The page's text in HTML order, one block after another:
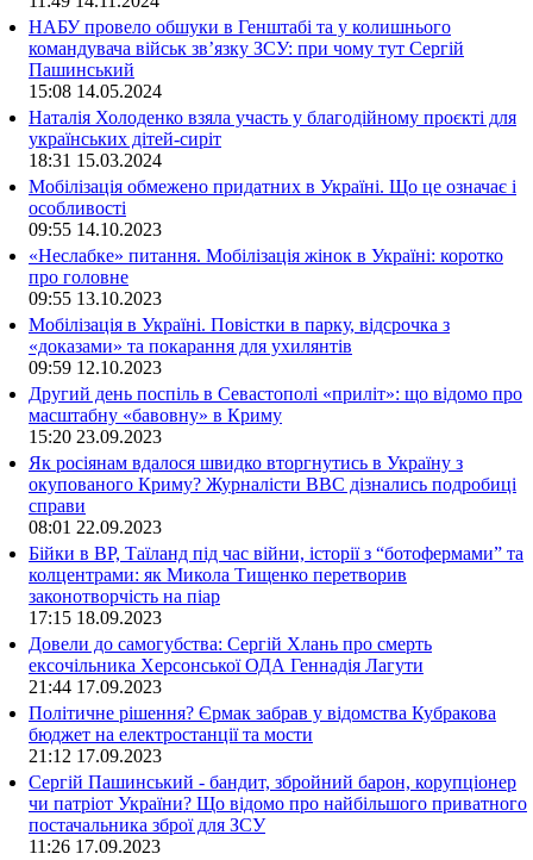
НАБУ провело обшуки в Генштабі та у колишнього
командувача військ зв’язку ЗСУ: при чому тут Сергій
Пашинський
15:08 14.05.2024
Наталія Холоденко взяла участь у благодійному проєкті для
українських дітей-сиріт
18:31 15.03.2024
Мобілізація обмежено придатних в Україні. Що це означає і
особливості
09:55 14.10.2023
«Неслабке» питання. Мобілізація жінок в Україні: коротко
про головне
09:55 13.10.2023
Мобілізація в Україні. Повістки в парку, відсрочка з
«доказами» та покарання для ухилянтів
09:59 12.10.2023
Другий день поспіль в Севастополі «приліт»: що відомо про
масштабну «бавовну» в Криму
15:20 23.09.2023
Як росіянам вдалося швидко вторгнутись в Україну з
окупованого Криму? Журналісти ВВС дізнались подробиці
справи
08:01 22.09.2023
Бійки в ВР, Таїланд під час війни, історії з “ботофермами” та
колцентрами: як Микола Тищенко перетворив
законотворчість на піар
17:15 18.09.2023
Довели до самогубства: Сергій Хлань про смерть
ексочільника Херсонської ОДА Геннадія Лагути
21:44 17.09.2023
Політичне рішення? Єрмак забрав у відомства Кубракова
бюджет на електростанції та мости
21:12 17.09.2023
Сергій Пашинський - бандит, збройний барон, корупціонер
чи патріот України? Що відомо про найбільшого приватного
постачальника зброї для ЗСУ
11:26 17.09.2023